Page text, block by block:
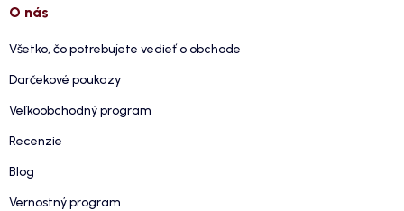
O nás
Všetko, čo potrebujete vedieť o obchode
Darčekové poukazy
Veľkoobchodný program
Recenzie
Blog
Vernostný program